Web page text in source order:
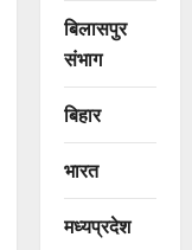
बिलासपुर
संभाग
बिहार
भारत
मध्यप्रदेश